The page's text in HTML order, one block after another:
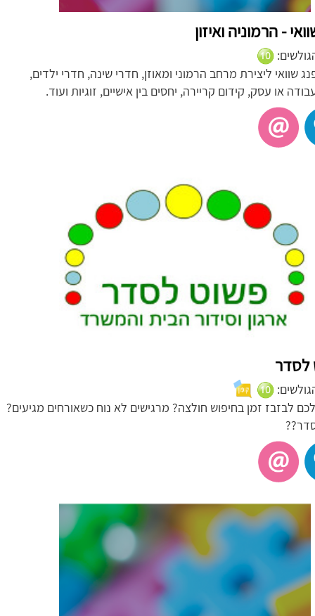
- הרמוניה ואיזון
פנג שוואי ליצירת מרחב הרמוני ומאוזן, חדרי שינה, חדרי ילדים,
או עסק, קידום קריירה, יחסים בין אישיים, זוגיות ועוד.
לסדר
לבזבז זמן בחיפוש חולצה? מרגישים לא נוח כשאורחים מגיעים?